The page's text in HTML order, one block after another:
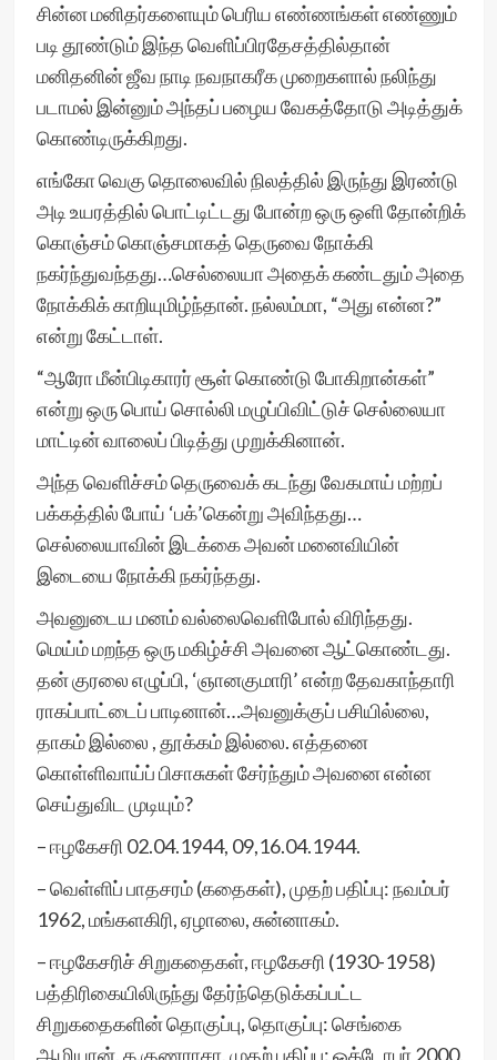
சின்ன மனிதர்களையும் பெரிய எண்ணங்கள் எண்ணும்
படி தூண்டும் இந்த வெளிப்பிரதேசத்தில்தான்
மனிதனின் ஜீவ நாடி நவநாகரீக முறைகளால் நலிந்து
படாமல் இன்னும் அந்தப் பழைய வேகத்தோடு அடித்துக்
கொண்டிருக்கிறது.
எங்கோ வெகு தொலைவில் நிலத்தில் இருந்து இரண்டு
அடி உயரத்தில் பொட்டிட்டது போன்ற ஒரு ஒளி தோன்றிக்
கொஞ்சம் கொஞ்சமாகத் தெருவை நோக்கி
நகர்ந்துவந்தது…செல்லையா அதைக் கண்டதும் அதை
நோக்கிக் காறியுமிழ்ந்தான். நல்லம்மா, “அது என்ன?”
என்று கேட்டாள்.
“ஆரோ மீன்பிடிகாரர் சூள் கொண்டு போகிறான்கள்”
என்று ஒரு பொய் சொல்லி மழுப்பிவிட்டுச் செல்லையா
மாட்டின் வாலைப் பிடித்து முறுக்கினான்.
அந்த வெளிச்சம் தெருவைக் கடந்து வேகமாய் மற்றப்
பக்கத்தில் போய் ‘பக்’கென்று அவிந்தது…
செல்லையாவின் இடக்கை அவன் மனைவியின்
இடையை நோக்கி நகர்ந்தது.
அவனுடைய மனம் வல்லைவெளிபோல் விரிந்தது.
மெய்ம் மறந்த ஒரு மகிழ்ச்சி அவனை ஆட்கொண்டது.
தன் குரலை எழுப்பி, ‘ஞானகுமாரி’ என்ற தேவகாந்தாரி
ராகப்பாட்டைப் பாடினான்…அவனுக்குப் பசியில்லை,
தாகம் இல்லை , தூக்கம் இல்லை. எத்தனை
கொள்ளிவாய்ப் பிசாசுகள் சேர்ந்தும் அவனை என்ன
செய்துவிட முடியும்?
– ஈழகேசரி 02.04.1944, 09,16.04.1944.
– வெள்ளிப் பாதசரம் (கதைகள்), முதற் பதிப்பு: நவம்பர்
1962, மங்களகிரி, ஏழாலை, சுன்னாகம்.
– ஈழகேசரிச் சிறுகதைகள், ஈழகேசரி (1930-1958)
பத்திரிகையிலிருந்து தேர்ந்தெடுக்கப்பட்ட
சிறுகதைகளின் தொகுப்பு, தொகுப்பு: செங்கை
ஆழியான், க.குணராசா, முதற் பதிப்பு: ஒக்டோபர் 2000,